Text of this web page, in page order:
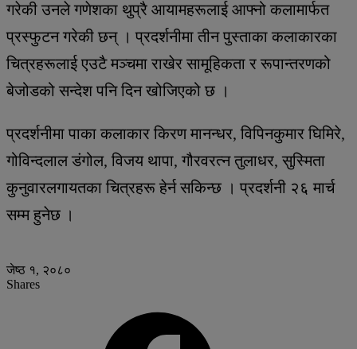
गरेकी उनले गणेशका थुप्रै आयामहरूलाई आफ्नो कलामार्फत
प्रस्फुटन गरेकी छन् । प्रदर्शनीमा तीन पुस्ताका कलाकारका
चित्रहरूलाई एउटै मञ्चमा राखेर सामूहिकता र रूपान्तरणको
बेजोडको सन्देश पनि दिन खोजिएको छ ।
प्रदर्शनीमा पाका कलाकार किरण मानन्धर, विपिनकुमार घिमिरे,
गोविन्दलाल डंगोल, विजय थापा, गौरवरत्न तुलाधर, सुस्मिता
कुनुवारलगायतका चित्रहरू हेर्न सकिन्छ । प्रदर्शनी २६ मार्च
सम्म हुनेछ ।
जेष्ठ १, २०८०
Shares